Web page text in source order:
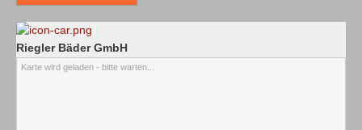
Riegler Bäder GmbH
Karte wird geladen - bitte warten...